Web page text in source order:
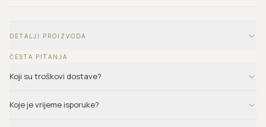
DETALJI PROIZVODA
ČESTA PITANJA
Koji su troškovi dostave?
Koje je vrijeme isporuke?